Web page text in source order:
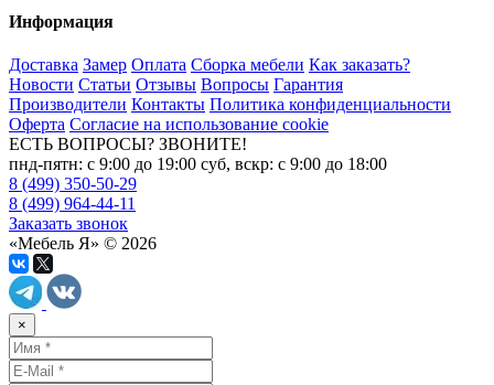
Информация
Доставка Замер Оплата Сборка мебели Как заказать?
Новости Статьи Отзывы Вопросы Гарантия
Производители Контакты Политика конфиденциальности
Оферта Согласие на использование cookie
ЕСТЬ ВОПРОСЫ? ЗВОНИТЕ!
пнд-пятн: с 9:00 до 19:00 суб, вскр: с 9:00 до 18:00
8 (499) 350-50-29
8 (499) 964-44-11
Заказать звонок
«Мебель Я» © 2026
×